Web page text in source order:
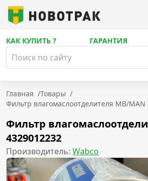
КАК КУПИТЬ ? ГАРАНТИЯ
Главная /Товары /
Фильтр влагомаслоотделителя MB/MAN
Фильтр
4329012232
Производитель: Wabco